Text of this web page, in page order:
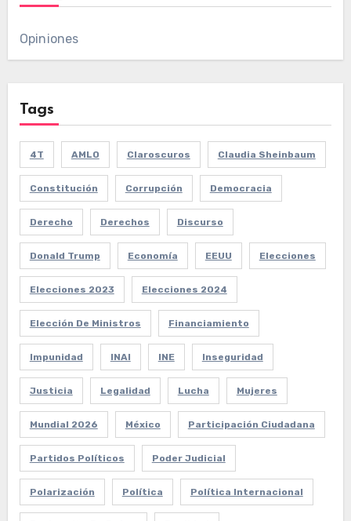
Opiniones
Tags
4T AMLO Claroscuros Claudia Sheinbaum
Constitución Corrupción Democracia
Derecho Derechos Discurso
Donald Trump Economía EEUU Elecciones
Elecciones 2023 Elecciones 2024
Elección De Ministros Financiamiento
Impunidad INAI INE Inseguridad
Justicia Legalidad Lucha Mujeres
Mundial 2026 México Participación Ciudadana
Partidos Políticos Poder Judicial
Polarización Política Política Internacional